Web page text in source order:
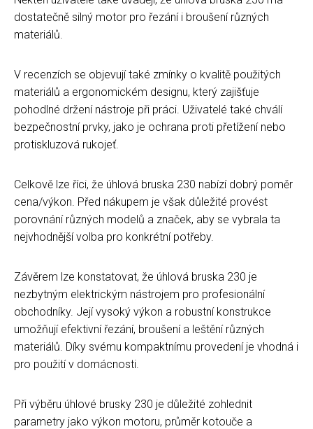
dostatečně silný motor pro řezání i broušení různých
materiálů.
V recenzích se objevují také zmínky o kvalitě použitých
materiálů a ergonomickém designu, který zajišťuje
pohodlné držení nástroje při práci. Uživatelé také chválí
bezpečnostní prvky, jako je ochrana proti přetížení nebo
protiskluzová rukojeť.
Celkově lze říci, že úhlová bruska 230 nabízí dobrý poměr
cena/výkon. Před nákupem je však důležité provést
porovnání různých modelů a značek, aby se vybrala ta
nejvhodnější volba pro konkrétní potřeby.
Závěrem lze konstatovat, že úhlová bruska 230 je
nezbytným elektrickým nástrojem pro profesionální
obchodníky. Její vysoký výkon a robustní konstrukce
umožňují efektivní řezání, broušení a leštění různých
materiálů. Díky svému kompaktnímu provedení je vhodná i
pro použití v domácnosti.
Při výběru úhlové brusky 230 je důležité zohlednit
parametry jako výkon motoru, průměr kotouče a